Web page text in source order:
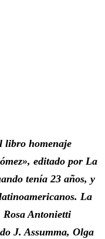
libro homenaje
editado por La
tenía 23 años, y
La
Antonietti
J. Assumma, Olga